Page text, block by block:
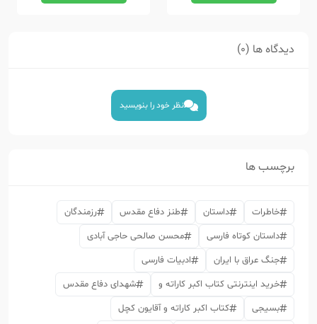
دیدگاه ها (0)
نظر خود را بنویسید
برچسب ها
خاطرات داستان طنز دفاع مقدس
رزمندگان
داستان کوتاه فارسی
محسن صالحی حاجی آبادی
جنگ عراق با ایران
ادبیات فارسی
خرید اینترنتی کتاب اکبر کاراته و
شهدای دفاع مقدس
بسیجی
کتاب اکبر کاراته و آقایون کچل